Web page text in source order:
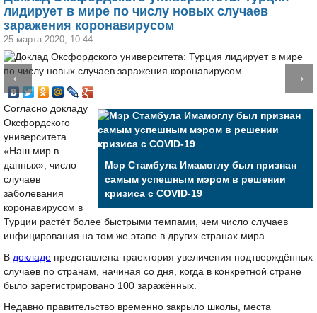
лидирует в мире по числу новых случаев
заражения коронавирусом
25 марта 2020, 10:44
← →
Мэр Стамбула Имамоглу был признан
самым успешным мэром в решении
кризиса с COVID-19
Согласно докладу
Оксфордского
университета
«Наш мир в
данных», число
случаев
заболевания
коронавирусом в
Турции растёт более быстрыми темпами, чем число случаев
инфицирования на том же этапе в других странах мира.
В докладе представлена траектория увеличения подтверждённых
случаев по странам, начиная со дня, когда в конкретной стране
было зарегистрировано 100 заражённых.
Недавно правительство временно закрыло школы, места